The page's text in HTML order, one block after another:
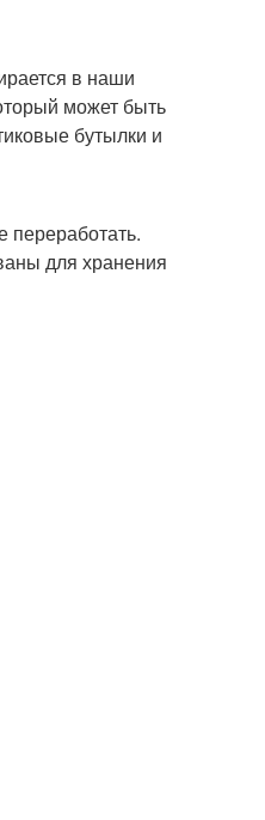
в наши
может быть
бутылки и
переработать.
для хранения